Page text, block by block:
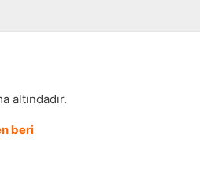
altındadır.
beri